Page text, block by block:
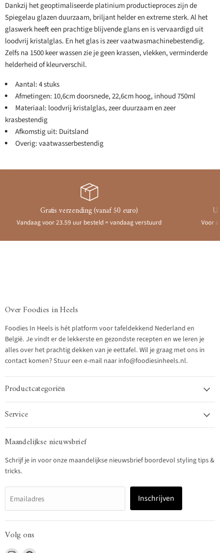
Dankzij het geoptimaliseerde platinium productieproces zijn de
Spiegelau glazen duurzaam, briljant helder en extreme sterk. Al het
glaswerk heeft een prachtige blijvende glans en is vervaardigd uit
loodvrij kristalglas. En het glas is zeer vaatwasmachinebestendig.
Zelfs na 1500 keer wassen zie je geen krassen, vlekken, verminderde
helderheid of kleurverschil.
Aantal: 4 stuks
Afmetingen: 10,6cm doorsnede, 22,6cm hoog, inhoud 750ml
Materiaal: loodvrij kristalglas, zeer duurzaam en zeer
krasbestendig
Afkomstig uit: Duitsland
Overig: vaatwasserbestendig
Gratis verzending (vanaf 50 euro)
Vandaag voor 23.59 uur besteld = vandaag verstuurd Voor
Over Foodies in Heels
Foodies In Heels is hét platform voor tafeldekkend Nederland en
België. Je vindt er de lekkerste en gezondste recepten en we leren je
alles over het prachtig dekken van je eettafel. Wil je graag met ons in
contact komen? Stuur een e-mail naar info@foodiesinheels.nl.
Productcategoriën
Service
Maandelijkse nieuwsbrief
Schrijf je in voor onze maandelijkse nieuwsbrief boordevol styling tips &
tricks.
Emailadres Inschrijven
Volg ons